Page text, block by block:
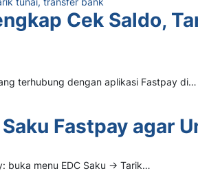
Cek Saldo,
terhubung dengan aplikasi Fastpay di…
Fastpay agar
buka menu EDC Saku → Tarik…